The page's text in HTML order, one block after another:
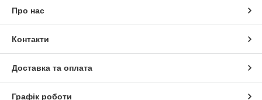
Про нас
Контакти
Доставка та оплата
Графік роботи